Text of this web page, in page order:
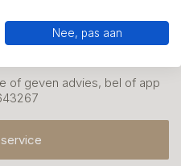
of geven advies, bel of app
Nee, pas aan